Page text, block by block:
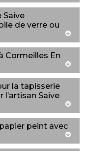
Saive
de verre ou
Cormeilles En
la tapisserie
l’artisan Saive
peint avec